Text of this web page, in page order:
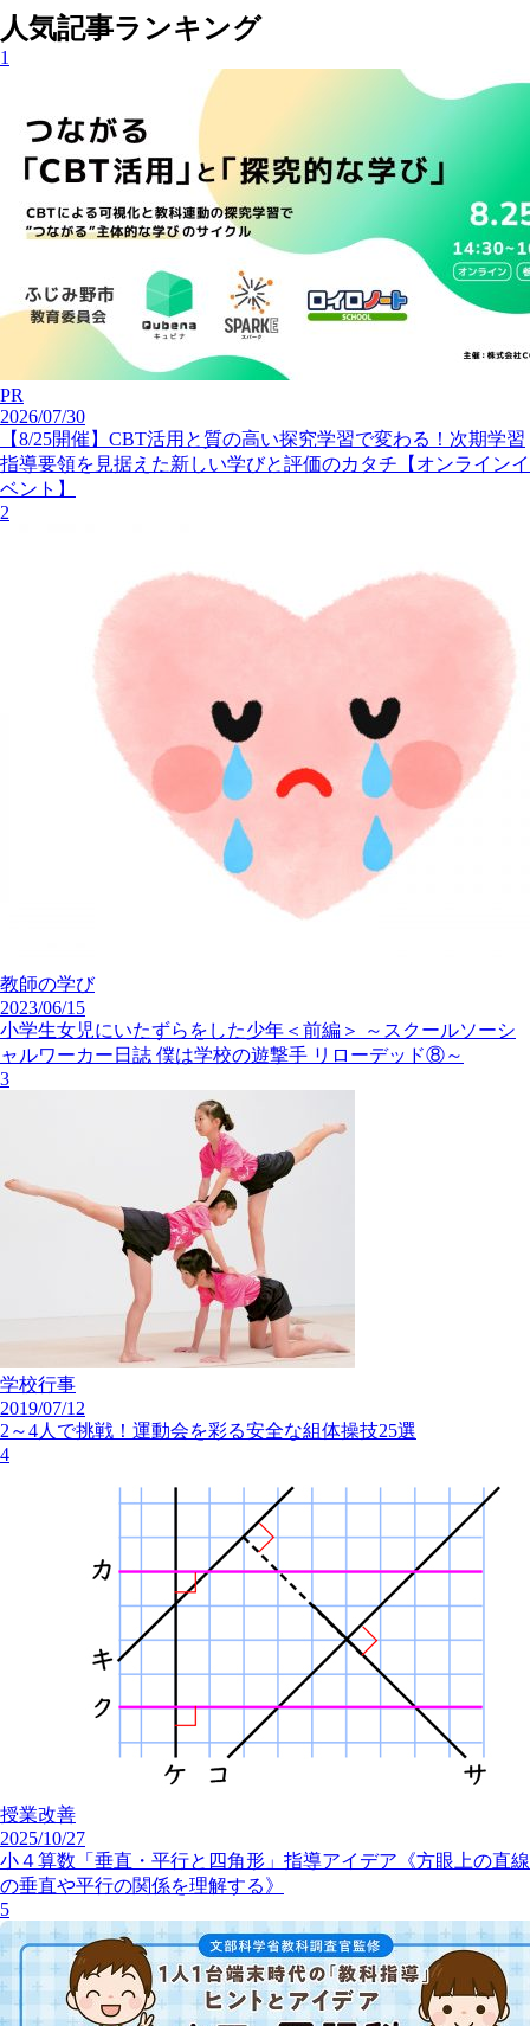
人気記事ランキング
1
PR
2026/07/30
【8/25開催】CBT活用と質の高い探究学習で変わる！次期学習
指導要領を見据えた新しい学びと評価のカタチ【オンラインイ
ベント】
2
教師の学び
2023/06/15
小学生女児にいたずらをした少年＜前編＞ ～スクールソーシ
ャルワーカー日誌 僕は学校の遊撃手 リローデッド⑧～
3
学校行事
2019/07/12
2～4人で挑戦！運動会を彩る安全な組体操技25選
4
授業改善
2025/10/27
小４算数「垂直・平行と四角形」指導アイデア《方眼上の直線
の垂直や平行の関係を理解する》
5